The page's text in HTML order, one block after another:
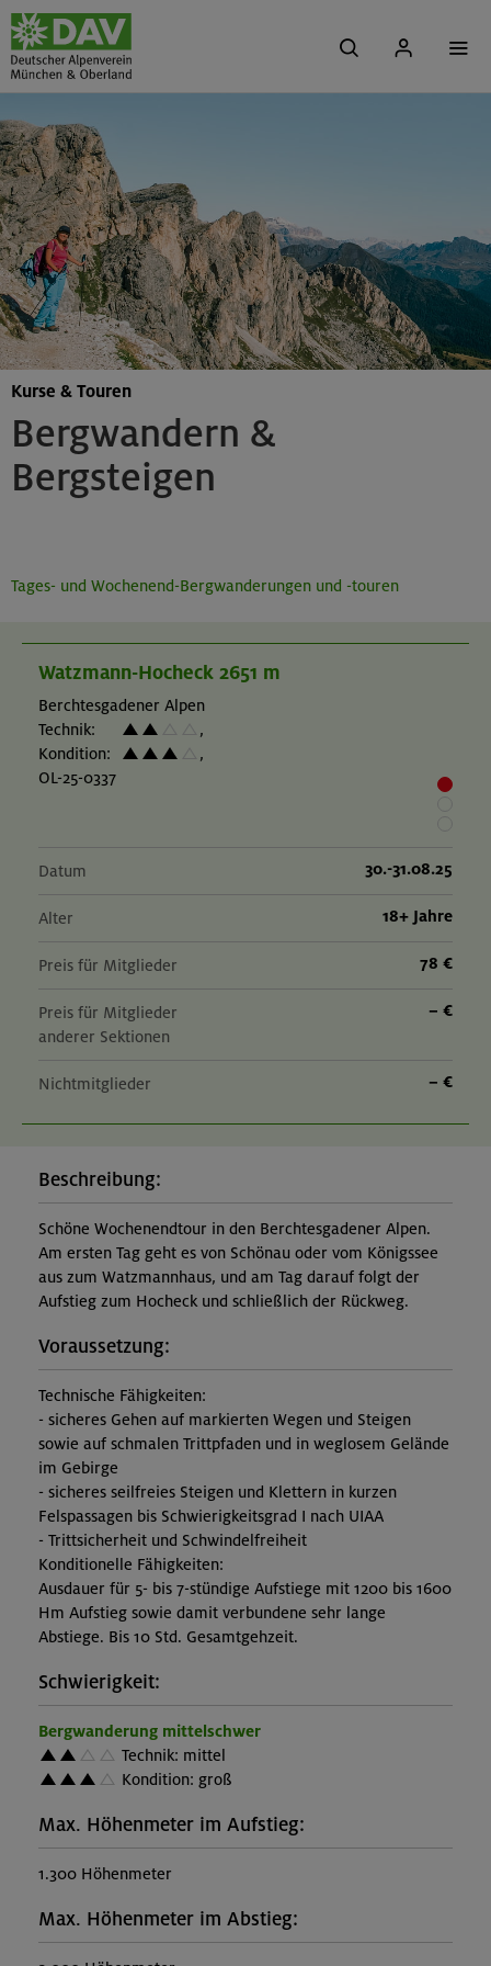
Bergwandern &
Bergsteigen
Kurse & Touren
Tages- und Wochenend-Bergwanderungen und -touren
Watzmann-Hocheck 2651 m
Berchtesgadener Alpen
Technik:
,
Kondition:
,
OL-25-0337
Datum 30.-31.08.25
Alter 18+ Jahre
Preis für Mitglieder 78 €
Preis für Mitglieder
anderer Sektionen
– €
Nichtmitglieder – €
Beschreibung:
Schöne Wochenendtour in den Berchtesgadener Alpen.
Am ersten Tag geht es von Schönau oder vom Königssee
aus zum Watzmannhaus, und am Tag darauf folgt der
Aufstieg zum Hocheck und schließlich der Rückweg.
Voraussetzung:
Technische Fähigkeiten:
- sicheres Gehen auf markierten Wegen und Steigen
sowie auf schmalen Trittpfaden und in weglosem Gelände
im Gebirge
- sicheres seilfreies Steigen und Klettern in kurzen
Felspassagen bis Schwierigkeitsgrad I nach UIAA
- Trittsicherheit und Schwindelfreiheit
Konditionelle Fähigkeiten:
Ausdauer für 5- bis 7-stündige Aufstiege mit 1200 bis 1600
Hm Aufstieg sowie damit verbundene sehr lange
Abstiege. Bis 10 Std. Gesamtgehzeit.
Schwierigkeit:
Bergwanderung mittelschwer
Technik: mittel
Kondition: groß
Max. Höhenmeter im Aufstieg:
1.300 Höhenmeter
Max. Höhenmeter im Abstieg: